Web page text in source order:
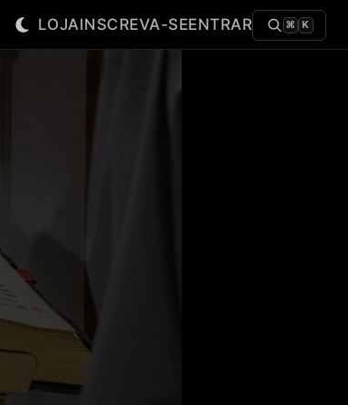
LOJAINSCREVA-SEENTRAR ⌘ K